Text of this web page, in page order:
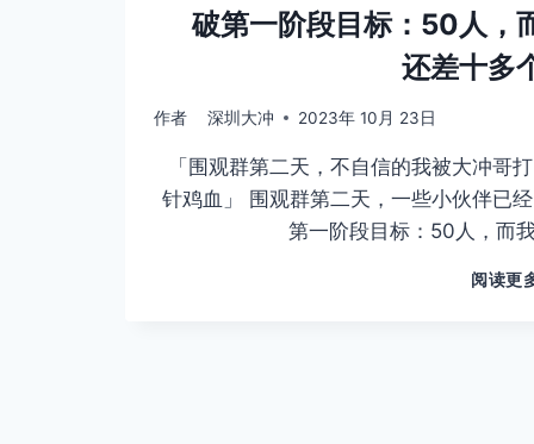
破第一阶段目标：50人，
还差十多
作者 深圳大冲 2023年 10月 23日
「围观群第二天，不自信的我被大冲哥
针鸡血」 围观群第二天，一些小伙伴已
第一阶段目标：50人，而
阅读更